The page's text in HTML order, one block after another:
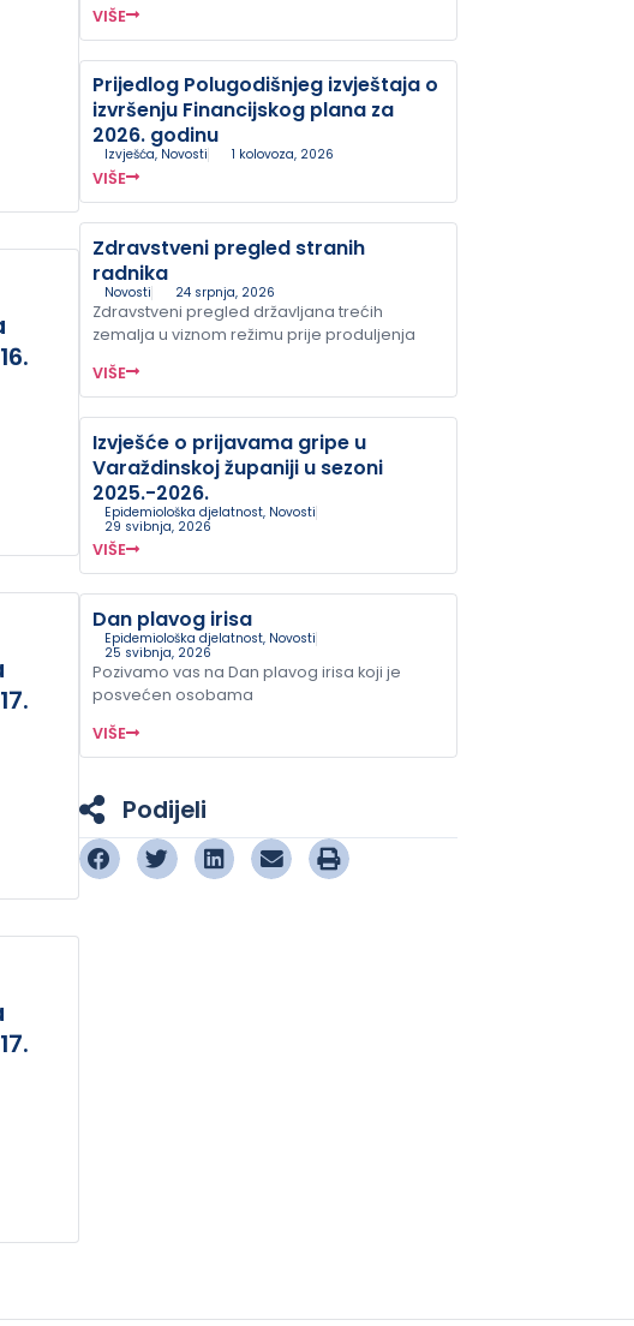
VIŠE
Prijedlog Polugodišnjeg izvještaja o
izvršenju Financijskog plana za
2026. godinu
Izvješća, Novosti 1 kolovoza, 2026
VIŠE
Zdravstveni pregled stranih
radnika
Novosti 24 srpnja, 2026
Zdravstveni pregled državljana trećih
zemalja u viznom režimu prije produljenja
VIŠE
Izvješće o prijavama gripe u
Varaždinskoj županiji u sezoni
2025.-2026.
Epidemiološka djelatnost, Novosti
29 svibnja, 2026
VIŠE
Dan plavog irisa
Epidemiološka djelatnost, Novosti
25 svibnja, 2026
Pozivamo vas na Dan plavog irisa koji je
posvećen osobama
VIŠE
Podijeli